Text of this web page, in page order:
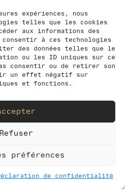
expériences, nous
telles que les cookies
aux informations des
à ces technologies
des données telles que le
ou les ID uniques sur ce
consentir ou de retirer son
un effet négatif sur
et fonctions.
Refuser
préférences
de confidentialité
filmPacheû(2023)
séquences de
décadrées dont les
monopolisant
le regard,
jamais – Camille
cette recherche
sans ciel avec
. À travers des
tantôt
tantôt
l’artiste révèle un
ponctué de
repère d’échelle,